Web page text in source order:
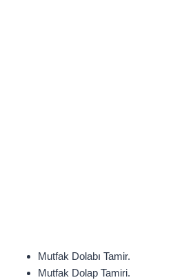
Mutfak Dolabı Tamir.
Mutfak Dolap Tamiri.